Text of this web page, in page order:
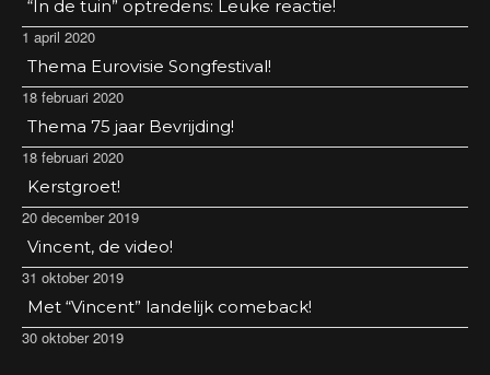
“In de tuin” optredens: Leuke reactie!
1 april 2020
Thema Eurovisie Songfestival!
18 februari 2020
Thema 75 jaar Bevrijding!
18 februari 2020
Kerstgroet!
20 december 2019
Vincent, de video!
31 oktober 2019
Met “Vincent” landelijk comeback!
30 oktober 2019